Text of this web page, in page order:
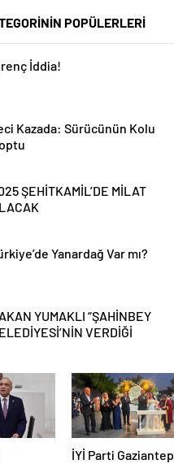
POPÜLERLERİ
İddia!
Kazada: Sürücünün Kolu
ŞEHİTKAMİL’DE MİLAT
Yanardağ Var mı?
YUMAKLI “ŞAHİNBEY
VERDİĞİ
İYİ Parti Gaziantep